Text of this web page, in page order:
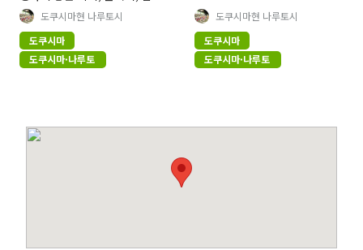
방법 도쿠시마현 나루토시
도쿠시마
도쿠시마·나루토
도쿠시마현 나루토시
도쿠시마
도쿠시마·나루토